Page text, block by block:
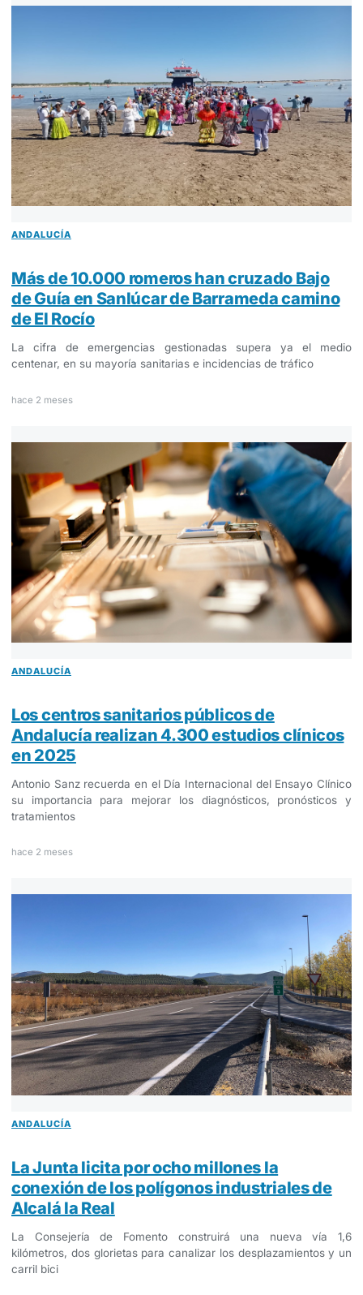
ANDALUCÍA
Más de 10.000 romeros han cruzado Bajo
de Guía en Sanlúcar de Barrameda camino
de El Rocío
La cifra de emergencias gestionadas supera ya el medio
centenar, en su mayoría sanitarias e incidencias de tráfico
hace 2 meses
ANDALUCÍA
Los centros sanitarios públicos de
Andalucía realizan 4.300 estudios clínicos
en 2025
Antonio Sanz recuerda en el Día Internacional del Ensayo Clínico
su importancia para mejorar los diagnósticos, pronósticos y
tratamientos
hace 2 meses
ANDALUCÍA
La Junta licita por ocho millones la
conexión de los polígonos industriales de
Alcalá la Real
La Consejería de Fomento construirá una nueva vía 1,6
kilómetros, dos glorietas para canalizar los desplazamientos y un
carril bici